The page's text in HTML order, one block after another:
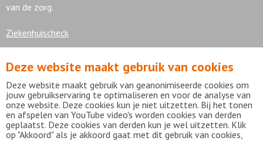
van de zorg.
Ziekenhuischeck
7,9
Bekijk alle waarderingen
Deze website maakt gebruik van cookies
Deze website maakt gebruik van geanonimiseerde cookies om
jouw gebruikservaring te optimaliseren en voor de analyse van
onze website. Deze cookies kun je niet uitzetten. Bij het tonen
en afspelen van YouTube video's worden cookies van derden
geplaatst. Deze cookies van derden kun je wel uitzetten. Klik
op "Akkoord" als je akkoord gaat met dit gebruik van cookies,